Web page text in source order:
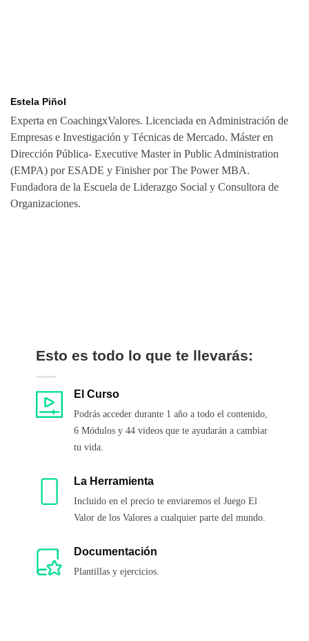
Estela Piñol
Experta en CoachingxValores. Licenciada en Administración de
Empresas e Investigación y Técnicas de Mercado. Máster en
Dirección Pública- Executive Master in Public Administration
(EMPA) por ESADE y Finisher por The Power MBA.
Fundadora de la Escuela de Liderazgo Social y Consultora de
Organizaciones.
Esto es todo lo que te llevarás:
El Curso
Podrás acceder durante 1 año a todo el contenido,
6 Módulos y 44 videos que te ayudarán a cambiar
tu vida.
La Herramienta
Incluido en el precio te enviaremos el Juego El
Valor de los Valores a cualquier parte del mundo.
Documentación
Plantillas y ejercicios.